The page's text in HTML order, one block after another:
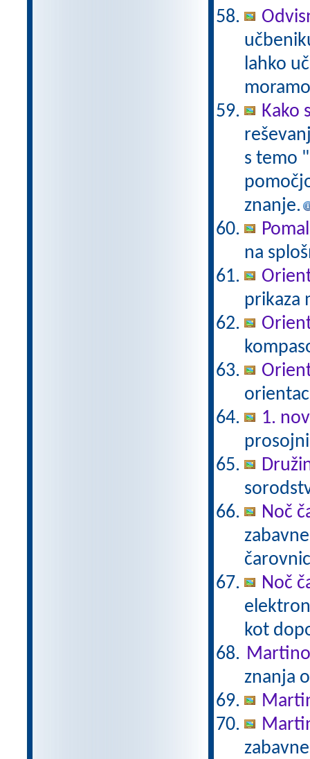
lahko
Kako
s temo
znanje.
na
prikaza
1.
Noč
Noč
kot
znanja